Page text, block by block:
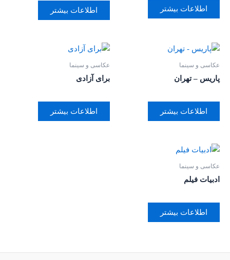
اطلاعات بیشتر اطلاعات بیشتر
عکاسی و سینما
پاریس – تهران
اطلاعات بیشتر
عکاسی و سینما
برای آزادی
اطلاعات بیشتر
عکاسی و سینما
ادبیات فیلم
اطلاعات بیشتر